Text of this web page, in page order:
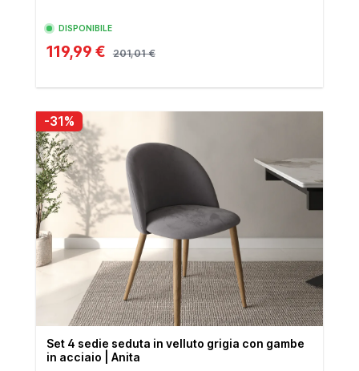
DISPONIBILE
119,99 € 201,01 €
-31%
Set 4 sedie seduta in velluto grigia con gambe
in acciaio | Anita